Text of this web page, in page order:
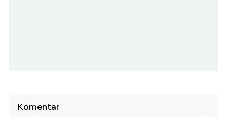
Komentar